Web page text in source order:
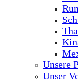
Unsere
Unser